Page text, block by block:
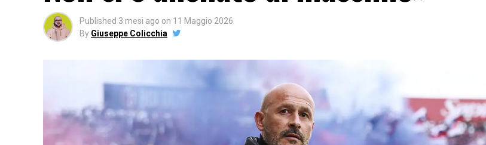
Published 3 mesi ago on 11 Maggio 2026
By Giuseppe Colicchia